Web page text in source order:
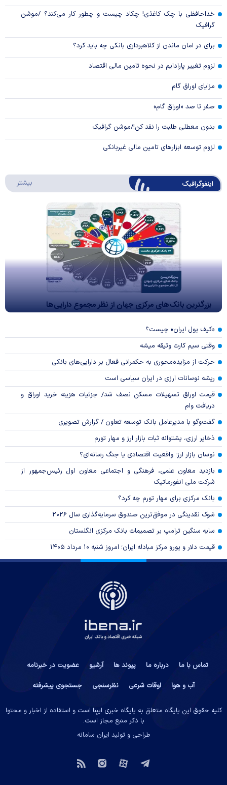
خداحافظی با چک کاغذی! چکاد چیست و چطور کار می‌کند؟ /موشن
گرافیک
برای در امان ماندن از کلاهبرداری بانکی چه باید کرد؟
لزوم تغییر پارادایم در نحوه تامین مالی اقتصاد
مزایای اوراق گام
صفر تا صد «اوراق گام»
بدون معطلی طلبت را نقد کن!/موشن گرافیک
لزوم توسعه ابزارهای تامین مالی غیربانکی
اینفوگرافیک بیشتر
بزرگترین بانک‌های مرکزی جهان از نظر مجموع دارایی‌ها
«کیف پول ایران» چیست؟
وقتی سیم کارت وثیقه میشه
حرکت از مزایده‌محوری به حکمرانی فعال بر دارایی‌های بانکی
ریشه نوسانات ارزی در ایران سیاسی است
قیمت اوراق تسهیلات مسکن نصف شد/ جزئیات هزینه خرید اوراق و
دریافت وام
گفت‌وگو با مدیرعامل بانک توسعه تعاون / گزارش تصویری
ذخایر ارزی، پشتوانه ثبات بازار ارز و مهار تورم
نوسان بازار ارز؛ واقعیت اقتصادی یا جنگ رسانه‌ای؟
بازدید معاون علمی، فرهنگی و اجتماعی معاون اول رئیس‌جمهور از
شرکت ملی انفورماتیک
بانک مرکزی برای مهار تورم چه کرد؟
شوک نقدینگی در موفق‌ترین صندوق سرمایه‌گذاری سال ۲۰۲۶
سایه سنگین ترامپ بر تصمیمات بانک مرکزی انگلستان
قیمت دلار و یورو مرکز مبادله ایران؛ امروز شنبه ۱۰ مرداد ۱۴۰۵
تماس با ما درباره ما پیوند ها آرشیو
عضویت در خبرنامه
آب و هوا
اوقات شرعی نظرسنجی جستجوی پیشرفته
کلیه حقوق این پایگاه متعلق به پایگاه خبری ایبِنا است و استفاده از اخبار و محتوا
با ذکر منبع مجاز است.
طراحی و تولید ایران سامانه